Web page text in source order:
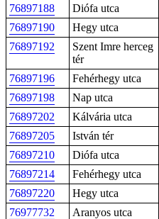
76897188
Diófa utca
76897190
Hegy utca
76897192
Szent Imre herceg
tér
76897196 Fehérhegy utca
76897198
Nap utca
76897202
Kálvária utca
76897205
István tér
76897210
Diófa utca
76897214
Fehérhegy utca
76897220
Hegy utca
76977732
Aranyos utca